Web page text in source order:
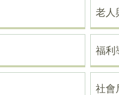
老人
福利
社會